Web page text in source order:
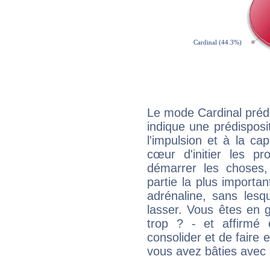
Le mode Cardinal
indique une
l'impulsion et à la
cœur d'initier les
démarrer les
partie la plus
adrénaline, sans
lasser. Vous êtes en
trop ? - et affirmé
consolider et de faire
vous avez bâties avec